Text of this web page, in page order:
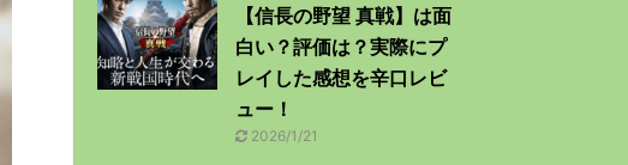
【信長の野望 真戦】は面
白い？評価は？実際にプ
レイした感想を辛口レビ
ュー！
2026/1/21